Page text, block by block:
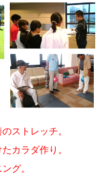
ストレッチ。
カラダ作り。
グ。